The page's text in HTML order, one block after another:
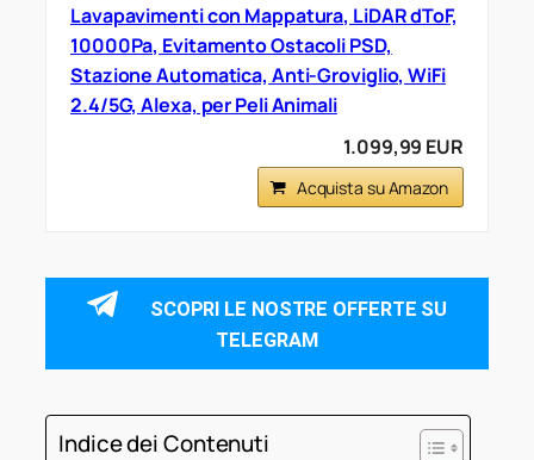
Lavapavimenti con Mappatura, LiDAR dToF,
10000Pa, Evitamento Ostacoli PSD,
Stazione Automatica, Anti-Groviglio, WiFi
2.4/5G, Alexa, per Peli Animali
1.099,99 EUR
Acquista su Amazon
SCOPRI LE NOSTRE OFFERTE SU
TELEGRAM
Indice dei Contenuti